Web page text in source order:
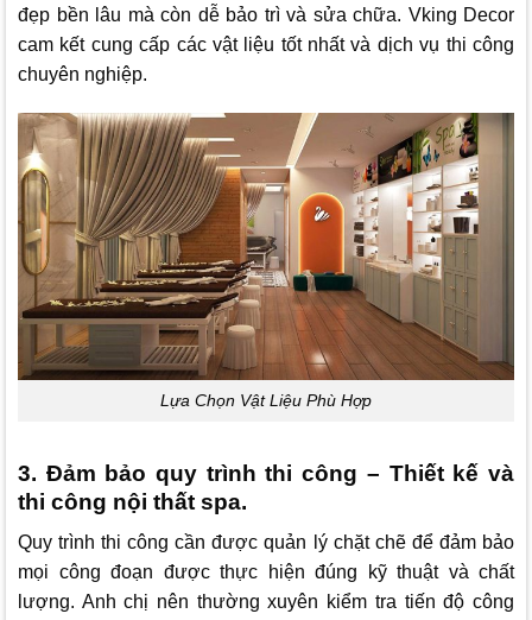
đẹp bền lâu mà còn dễ bảo trì và sửa chữa. Vking Decor
cam kết cung cấp các vật liệu tốt nhất và dịch vụ thi công
chuyên nghiệp.
Lựa Chọn Vật Liệu Phù Hợp
3. Đảm bảo quy trình thi công – Thiết kế và
thi công nội thất spa.
Quy trình thi công cần được quản lý chặt chẽ để đảm bảo
mọi công đoạn được thực hiện đúng kỹ thuật và chất
lượng. Anh chị nên thường xuyên kiểm tra tiến độ công